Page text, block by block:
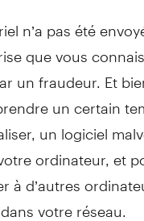
n’a pas été
que vous
un fraudeur. Et
un certain
un logiciel
ordinateur, et
à d’autres
votre réseau.